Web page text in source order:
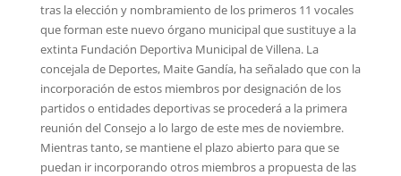
tras la elección y nombramiento de los primeros 11 vocales
que forman este nuevo órgano municipal que sustituye a la
extinta Fundación Deportiva Municipal de Villena. La
concejala de Deportes, Maite Gandía, ha señalado que con la
incorporación de estos miembros por designación de los
partidos o entidades deportivas se procederá a la primera
reunión del Consejo a lo largo de este mes de noviembre.
Mientras tanto, se mantiene el plazo abierto para que se
puedan ir incorporando otros miembros a propuesta de las